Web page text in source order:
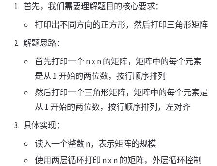
首先，我们需要理解题目的核心要求：
打印出不同方向的正方形，然后打印三角形矩阵
解题思路：
首先打印一个 n x n 的矩阵，矩阵中的每个元素
是从 1 开始的两位数，按行顺序排列
然后打印一个三角形矩阵，矩阵中的每个元素是
从 1 开始的两位数，按行顺序排列，左对齐
具体实现：
读入一个整数 n，表示矩阵的规模
使用两层循环打印 n x n 的矩阵，外层循环控制